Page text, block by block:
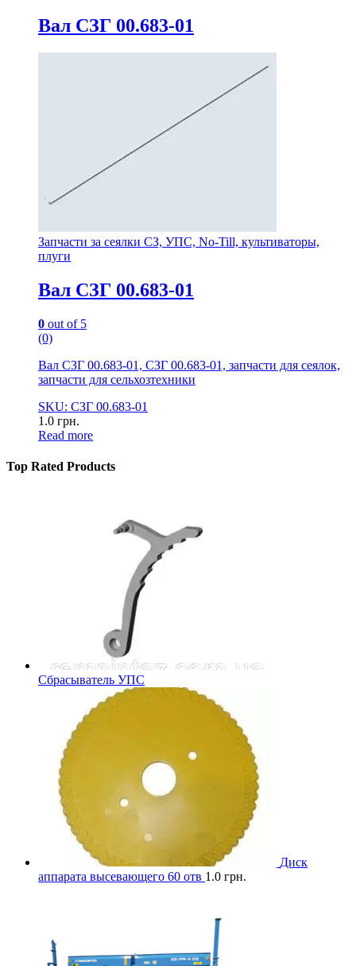
Вал СЗГ 00.683-01
Запчасти за сеялки СЗ, УПС, No-Till, культиваторы,
плуги
Вал СЗГ 00.683-01
0 out of 5
(0)
Вал СЗГ 00.683-01, СЗГ 00.683-01, запчасти для сеялок,
запчасти для сельхозтехники
SKU: СЗГ 00.683-01
1.0 грн.
Read more
Top Rated Products
Сбрасыватель УПС
Диск
аппарата высевающего 60 отв 1.0 грн.